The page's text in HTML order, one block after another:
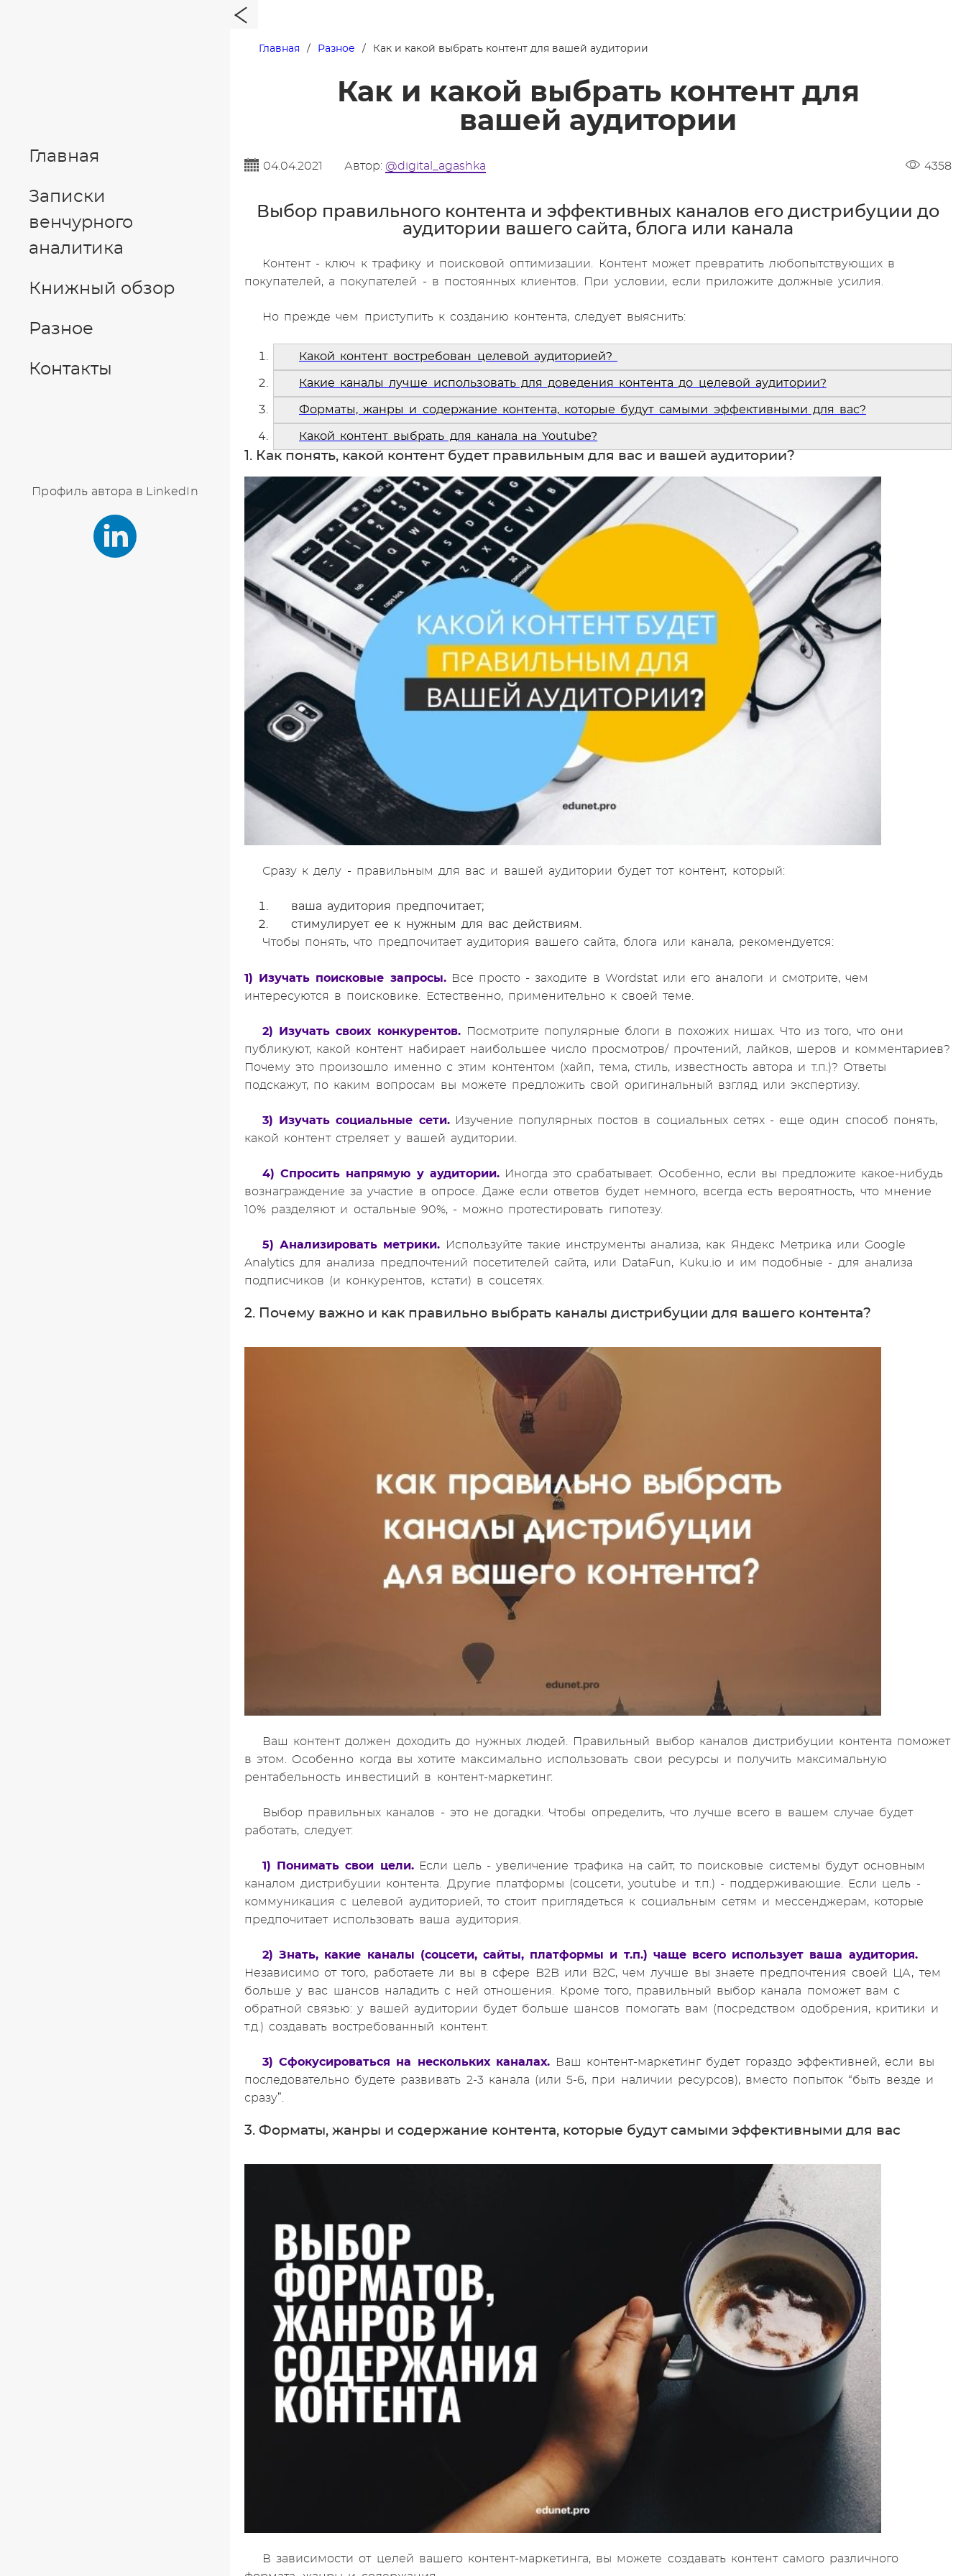
Главная
Записки
венчурного
аналитика
Книжный обзор
Разное
Контакты
Профиль автора в LinkedIn
Главная Разное Как и какой выбрать контент для вашей аудитории
Как и какой выбрать контент для
вашей аудитории
04.04.2021 Автор: @digital_agashka 4358
Выбор правильного контента и эффективных каналов его дистрибуции до
аудитории вашего сайта, блога или канала
Контент - ключ к трафику и поисковой оптимизации. Контент может превратить любопытствующих в
покупателей, а покупателей - в постоянных клиентов. При условии, если приложите должные усилия.
Но прежде чем приступить к созданию контента, следует выяснить:
Какой контент востребован целевой аудиторией?
Какие каналы лучше использовать для доведения контента до целевой аудитории?
Форматы, жанры и содержание контента, которые будут самыми эффективными для вас?
Какой контент выбрать для канала на Youtube?
1. Как понять, какой контент будет правильным для вас и вашей аудитории?
Сразу к делу - правильным для вас и вашей аудитории будет тот контент, который:
ваша аудитория предпочитает;
стимулирует ее к нужным для вас действиям.
Чтобы понять, что предпочитает аудитория вашего сайта, блога или канала, рекомендуется:
1) Изучать поисковые запросы.Все просто - заходите в Wordstat или его аналоги и смотрите, чем
интересуются в поисковике. Естественно, применительно к своей теме.
2) Изучать своих конкурентов.
Посмотрите популярные блоги в похожих нишах. Что из того, что они
публикуют, какой контент набирает наибольшее число просмотров/ прочтений, лайков, шеров и комментариев?
Почему это произошло именно с этим контентом (хайп, тема, стиль, известность автора и т.п.)? Ответы
подскажут, по каким вопросам вы можете предложить свой оригинальный взгляд или экспертизу.
3) Изучать социальные сети.Изучение популярных постов в социальных сетях - еще один способ понять,
какой контент стреляет у вашей аудитории.
4) Спросить напрямую у аудитории.Иногда это срабатывает. Особенно, если вы предложите какое-нибудь
вознаграждение за участие в опросе. Даже если ответов будет немного, всегда есть вероятность, что мнение
10% разделяют и остальные 90%, - можно протестировать гипотезу.
5) Анализировать метрики. Используйте такие инструменты анализа, как Яндекс Метрика или Google
Analytics для анализа предпочтений посетителей сайта, или DataFun, Kuku.io и им подобные - для анализа
подписчиков (и конкурентов, кстати) в соцсетях.
2. Почему важно и как правильно выбрать каналы дистрибуции для вашего контента?
Ваш контент должен доходить до нужных людей. Правильный выбор каналов дистрибуции контента поможет
в этом. Особенно когда вы хотите максимально использовать свои ресурсы и получить максимальную
рентабельность инвестиций в контент-маркетинг.
Выбор правильных каналов - это не догадки. Чтобы определить, что лучше всего в вашем случае будет
работать, следует:
1) Понимать свои цели.Если цель - увеличение трафика на сайт, то поисковые системы будут основным
каналом дистрибуции контента. Другие платформы (соцсети, youtube и т.п.) - поддерживающие. Если цель -
коммуникация с целевой аудиторией, то стоит приглядеться к социальным сетям и мессенджерам, которые
предпочитает использовать ваша аудитория.
2) Знать, какие каналы (соцсети, сайты, платформы и т.п.) чаще всего использует ваша аудитория.
Независимо от того, работаете ли вы в сфере B2B или B2C, чем лучше вы знаете предпочтения своей ЦА, тем
больше у вас шансов наладить с ней отношения. Кроме того, правильный выбор канала поможет вам с
обратной связью: у вашей аудитории будет больше шансов помогать вам (посредством одобрения, критики и
т.д.) создавать востребованный контент.
3) Сфокусироваться на нескольких каналах.
Ваш контент-маркетинг будет гораздо эффективней, если вы
последовательно будете развивать 2-3 канала (или 5-6, при наличии ресурсов), вместо попыток “быть везде и
сразу”.
3. Форматы, жанры и содержание контента, которые будут самыми эффективными для вас
В зависимости от целей вашего контент-маркетинга, вы можете создавать контент самого различного